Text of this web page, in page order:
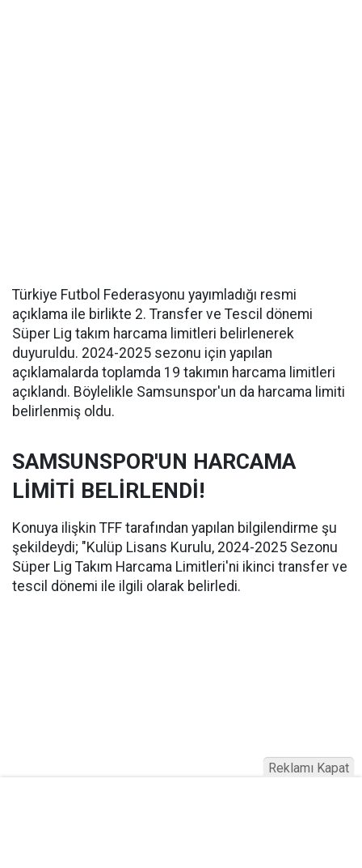
Türkiye Futbol Federasyonu yayımladığı resmi
açıklama ile birlikte 2. Transfer ve Tescil dönemi
Süper Lig takım harcama limitleri belirlenerek
duyuruldu. 2024-2025 sezonu için yapılan
açıklamalarda toplamda 19 takımın harcama limitleri
açıklandı. Böylelikle Samsunspor'un da harcama limiti
belirlenmiş oldu.
SAMSUNSPOR'UN HARCAMA
LİMİTİ BELİRLENDİ!
Konuya ilişkin TFF tarafından yapılan bilgilendirme şu
şekildeydi; "Kulüp Lisans Kurulu, 2024-2025 Sezonu
Süper Lig Takım Harcama Limitleri'ni ikinci transfer ve
tescil dönemi ile ilgili olarak belirledi.
Reklamı Kapat